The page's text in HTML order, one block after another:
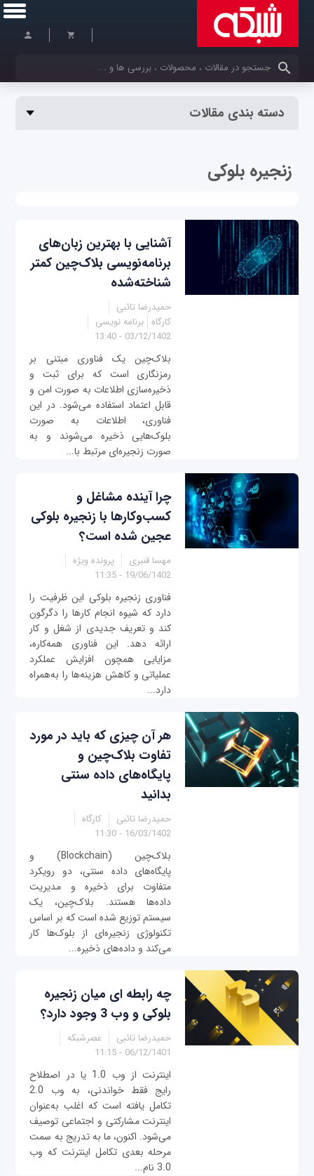
کلمات کلیدی خود را وارد کنید
دسته بندی مقالات
زنجیره بلوکی
آشنایی با بهترین زبان‌های
برنامه‌نویسی بلاک‌چین کمتر
شناخته‌شده
حمیدرضا تائبی
کارگاه برنامه نویسی
03/12/1402 - 13:40
بلاک‌چین یک فناوری مبتنی بر
رمزنگاری است که برای ثبت و
ذخیره‌سازی اطلاعات به صورت امن و
قابل اعتماد استفاده می‌شود. در این
فناوری، اطلاعات به صورت
بلوک‌هایی ذخیره می‌شوند و به
صورت زنجیره‌ای مرتبط با...
چرا آینده مشاغل و
کسب‌وکارها با زنجیره بلوکی
عجین شده است؟
مهسا قنبری
پرونده ویژه
19/06/1402 - 11:35
فناوری زنجیره بلوکی این ظرفیت را
دارد که شیوه انجام کارها را دگرگون
کند و تعریف جدیدی از شغل و کار
ارائه دهد. این فناوری همه‌کاره،
مزایایی همچون افزایش عملکرد
عملیاتی و کاهش هزینه‌ها را به‌همراه
دارد...
هر آن چیزی که باید در مورد
تفاوت بلاک‌چین و
پایگاه‌های داده سنتی
بدانید
حمیدرضا تائبی
کارگاه
16/03/1402 - 11:30
بلاک‌چین (Blockchain) و
پایگاه‌های داده سنتی، دو رویکرد
متفاوت برای ذخیره و مدیریت
داده‌ها هستند. بلاک‌چین، یک
سیستم توزیع شده است که بر اساس
تکنولوژی زنجیره‌ای از بلوک‌ها کار
می‌کند و داده‌های ذخیره...
چه رابطه ای میان زنجیره
بلوکی و وب 3 وجود دارد؟
حمیدرضا تائبی
عصرشبکه
06/12/1401 - 11:15
اینترنت از وب 1.0 یا در اصطلاح
رایج فقط خواندنی، به وب 2.0
تکامل یافته است که اغلب به‌عنوان
اینترنت مشارکتی و اجتماعی توصیف
می‌شود. اکنون، ما به تدریج به سمت
مرحله بعدی تکامل اینترنت که وب
3.0 نام...